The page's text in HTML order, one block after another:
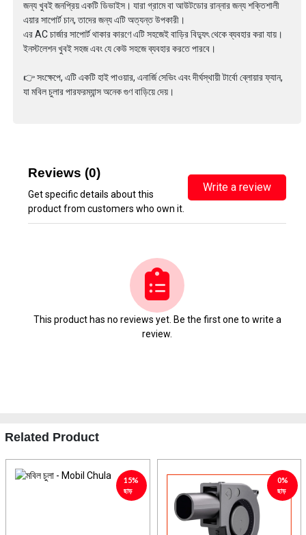
জন্য খুবই জনপ্রিয় একটি ডিভাইস। যারা গ্রামে বা আউটডোর রান্নার জন্য শক্তিশালী
এয়ার সাপোর্ট চান, তাদের জন্য এটি অত্যন্ত উপকারী।
এর AC চার্জার সাপোর্ট থাকার কারণে এটি সহজেই বাড়ির বিদ্যুৎ থেকে ব্যবহার করা যায়।
ইনস্টলেশন খুবই সহজ এবং যে কেউ সহজে ব্যবহার করতে পারবে।
👉 সংক্ষেপে, এটি একটি হাই পাওয়ার, এনার্জি সেভিং এবং দীর্ঘস্থায়ী টার্বো ব্লোয়ার ফ্যান,
যা মবিল চুলার পারফরম্যান্স অনেক গুণ বাড়িয়ে দেয়।
Reviews (0)
Get specific details about this
product from customers who own it.
Write a review
This product has no reviews yet. Be the first one to write a
review.
Related Product
15%
ছাড়
0%
ছাড়